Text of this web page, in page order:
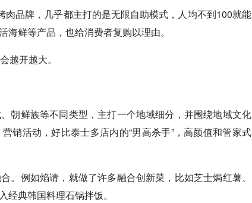
肉品牌，几乎都主打的是无限自助模式，人均不到100就能
鲜等产品，也给消费者复购以理由。
越开越大。
朝鲜族等不同类型，主打一个地域细分，并围绕地域文化
销活动，好比泰士多店内的“男高杀手”，高颜值和管家式
。例如焰请，就做了许多融合创新菜，比如芝士焗红薯、
典韩国料理石锅拌饭。